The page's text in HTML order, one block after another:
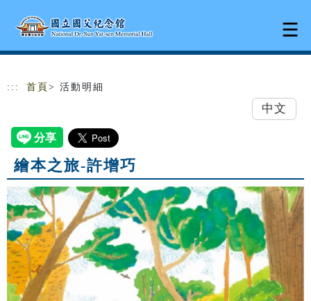
::: 首頁 > 活動明細
中文
繪本之旅-許增巧